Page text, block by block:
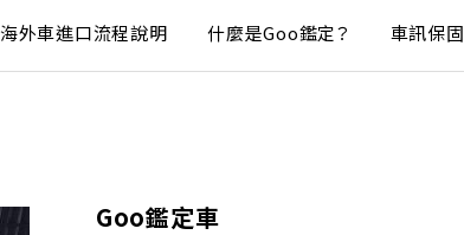
海外車進口流程說明 什麼是Goo鑑定？ 車訊保固
Goo鑑定車